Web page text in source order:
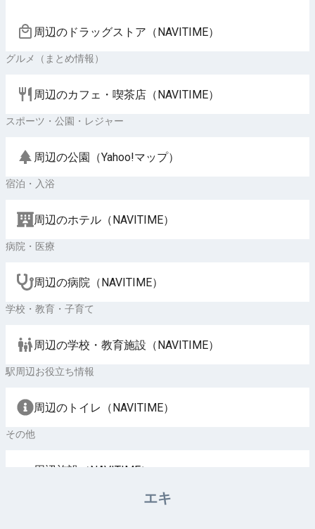
周辺のドラッグストア（NAVITIME）
グルメ（まとめ情報）
周辺のカフェ・喫茶店（NAVITIME）
スポーツ・公園・レジャー
周辺の公園（Yahoo!マップ）
宿泊・入浴
周辺のホテル（NAVITIME）
病院・医療
周辺の病院（NAVITIME）
学校・教育・子育て
周辺の学校・教育施設（NAVITIME）
駅周辺お役立ち情報
周辺のトイレ（NAVITIME）
その他
周辺施設（NAVITIME）
エキ